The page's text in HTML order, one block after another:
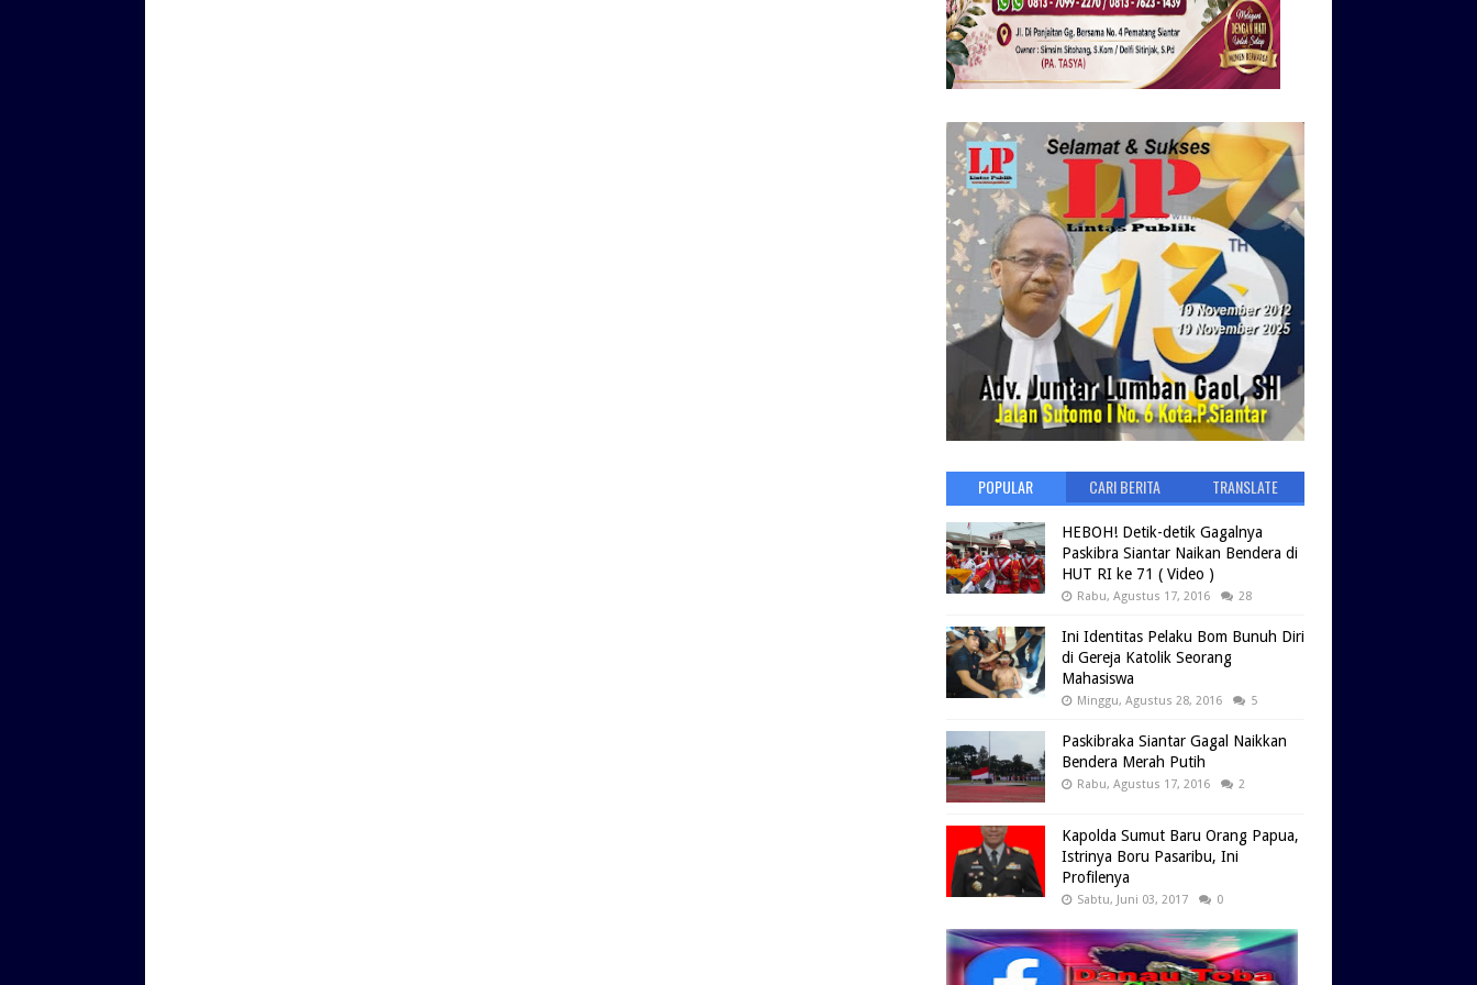
POPULAR CARI BERITA TRANSLATE
HEBOH! Detik-detik Gagalnya
Paskibra Siantar Naikan Bendera di
HUT RI ke 71 ( Video )
Rabu, Agustus 17, 2016 28
Ini Identitas Pelaku Bom Bunuh Diri
di Gereja Katolik Seorang
Mahasiswa
Minggu, Agustus 28, 2016 5
Paskibraka Siantar Gagal Naikkan
Bendera Merah Putih
Rabu, Agustus 17, 2016 2
Kapolda Sumut Baru Orang Papua,
Istrinya Boru Pasaribu, Ini
Profilenya
Sabtu, Juni 03, 2017 0